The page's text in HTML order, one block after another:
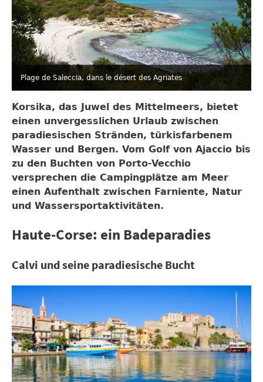
Plage de Saleccia, dans le désert des Agriates
Korsika, das Juwel des Mittelmeers, bietet
einen unvergesslichen Urlaub zwischen
paradiesischen Stränden, türkisfarbenem
Wasser und Bergen. Vom Golf von Ajaccio bis
zu den Buchten von Porto-Vecchio
versprechen die Campingplätze am Meer
einen Aufenthalt zwischen Farniente, Natur
und Wassersportaktivitäten.
Haute-Corse: ein Badeparadies
Calvi und seine paradiesische Bucht